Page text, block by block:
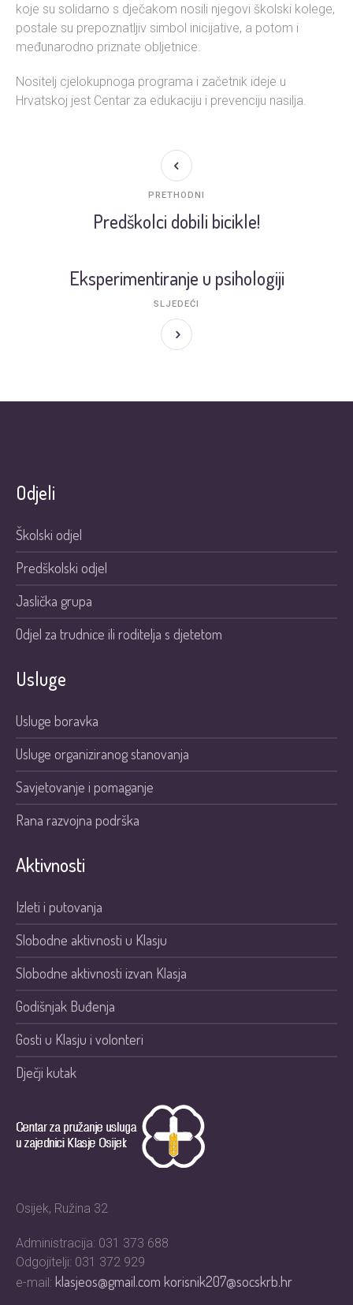
koje su solidarno s dječakom nosili njegovi školski kolege,
postale su prepoznatljiv simbol inicijative, a potom i
međunarodno priznate obljetnice.
Nositelj cjelokupnoga programa i začetnik ideje u
Hrvatskoj jest Centar za edukaciju i prevenciju nasilja.
Predškolci dobili bicikle!
PRETHODNI
Eksperimentiranje u psihologiji
SLJEDEĆI
Odjeli
Školski odjel
Predškolski odjel
Jaslička grupa
Odjel za trudnice ili roditelja s djetetom
Usluge
Usluge boravka
Usluge organiziranog stanovanja
Savjetovanje i pomaganje
Rana razvojna podrška
Aktivnosti
Izleti i putovanja
Slobodne aktivnosti u Klasju
Slobodne aktivnosti izvan Klasja
Godišnjak Buđenja
Gosti u Klasju i volonteri
Dječji kutak
Osijek, Ružina 32
Administracija: 031 373 688
Odgojitelji: 031 372 929
e-mail: klasjeos@gmail.comkorisnik207@socskrb.hr